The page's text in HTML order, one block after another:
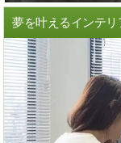
夢を叶えるインテリ